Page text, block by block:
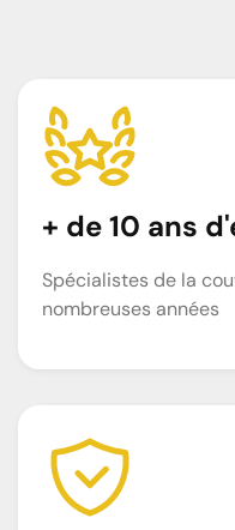
+ de 10 ans
Spécialistes de la
nombreuses années